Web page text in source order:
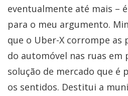
eventualmente até mais –
para o meu argumento.
que o Uber-X corrompe as
do automóvel nas ruas
solução de mercado que é
os sentidos. Destitui a